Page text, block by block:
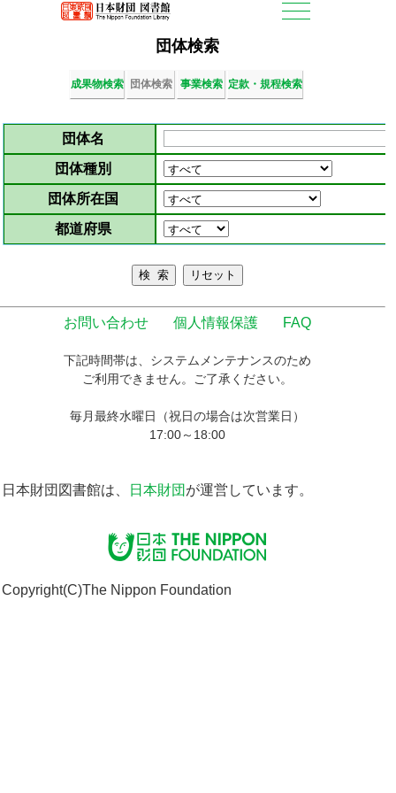
団体検索
成果物検索 団体検索 事業検索 定款・規程検索
団体名
団体種別
団体所在国
都道府県
お問い合わせ 個人情報保護 FAQ
下記時間帯は、システムメンテナンスのため
ご利用できません。ご了承ください。
毎月最終水曜日（祝日の場合は次営業日）
17:00～18:00
日本財団図書館は、 日本財団 が運営しています。
Copyright(C)The Nippon Foundation